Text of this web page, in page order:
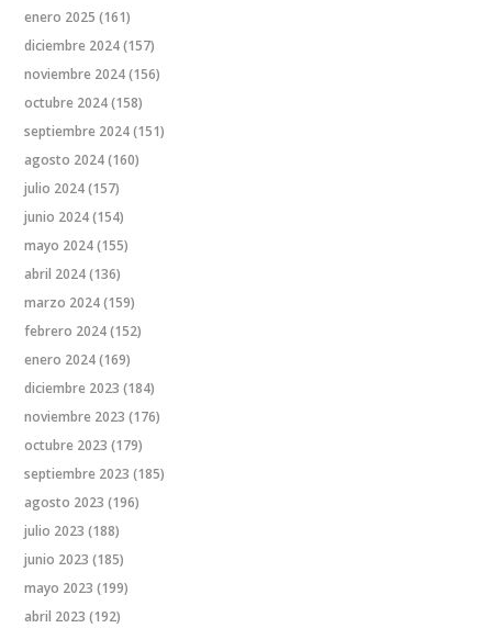
enero 2025 (161)
diciembre 2024(157)
noviembre 2024(156)
octubre 2024(158)
septiembre 2024(151)
agosto 2024(160)
julio 2024(157)
junio 2024(154)
mayo 2024(155)
abril 2024(136)
marzo 2024(159)
febrero 2024(152)
enero 2024(169)
diciembre 2023 (184)
noviembre 2023 (176)
octubre 2023 (179)
septiembre 2023 (185)
agosto 2023 (196)
julio 2023 (188)
junio 2023 (185)
mayo 2023 (199)
abril 2023 (192)